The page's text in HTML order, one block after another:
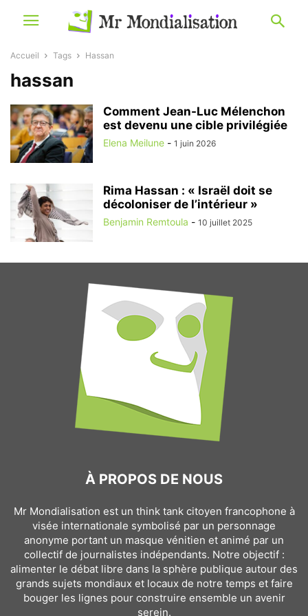
Accueil Tags Hassan
hassan
Comment Jean-Luc Mélenchon
est devenu une cible privilégiée
Elena Meilune - 1 juin 2026
Rima Hassan : « Israël doit se
décoloniser de l’intérieur »
Benjamin Remtoula - 10 juillet 2025
À PROPOS DE NOUS
Mr Mondialisation est un think tank citoyen francophone à
visée internationale symbolisé par un personnage
anonyme portant un masque vénitien et animé par un
collectif de journalistes indépendants. Notre objectif :
alimenter le débat libre dans la sphère publique autour des
grands sujets mondiaux et locaux de notre temps et faire
bouger les lignes pour construire ensemble un avenir
serein.